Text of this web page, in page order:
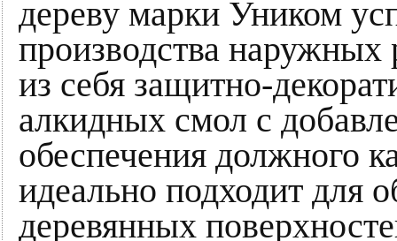
дереву марки Уником
производства наружных
из себя защитно-
алкидных смол с
обеспечения должного
идеально подходит для
деревянных